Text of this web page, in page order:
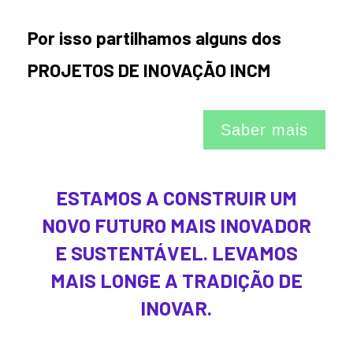
Por isso partilhamos alguns dos
PROJETOS DE INOVAÇÃO INCM
Saber mais
ESTAMOS A CONSTRUIR UM
NOVO FUTURO MAIS INOVADOR
E SUSTENTÁVEL. LEVAMOS
MAIS LONGE A TRADIÇÃO DE
INOVAR.